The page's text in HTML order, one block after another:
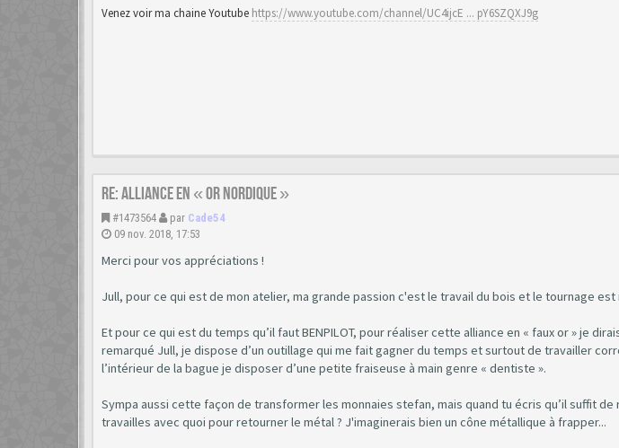
Venez voir ma chaine Youtube https://www.youtube.com/channel/UC4ijcE ... pY6SZQXJ9g
Re: Alliance en « or nordique »
#1473564 par Cade54
09 nov. 2018, 17:53
Merci pour vos appréciations !
Jull, pour ce qui est de mon atelier, ma grande passion c'est le travail du bois et le tournage
Et pour ce qui est du temps qu’il faut BENPILOT, pour réaliser cette alliance en « faux or » je
remarqué Jull, je dispose d’un outillage qui me fait gagner du temps et surtout de travailler
l’intérieur de la bague je disposer d’une petite fraiseuse à main genre « dentiste ».
Sympa aussi cette façon de transformer les monnaies stefan, mais quand tu écris qu’il suffit
travailles avec quoi pour retourner le métal ? J'imaginerais bien un cône métallique à frapper...